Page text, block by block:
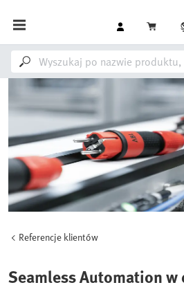
Referencje klientów
Seamless Automation w